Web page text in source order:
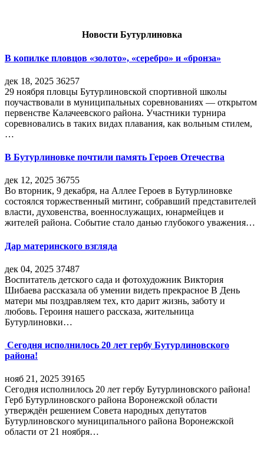
Новости Бутурлиновка
В копилке пловцов «золото», «серебро» и «бронза»
дек 18, 2025 36257
29 ноября пловцы Бутурлиновской спортивной школы
поучаствовали в муниципальных соревнованиях — открытом
первенстве Калачеевского района. Участники турнира
соревновались в таких видах плавания, как вольным стилем,
…
В Бутурлиновке почтили память Героев Отечества
дек 12, 2025 36755
Во вторник, 9 декабря, на Аллее Героев в Бутурлиновке
состоялся торжественный митинг, собравший представителей
власти, духовенства, военнослужащих, юнармейцев и
жителей района. Событие стало данью глубокого уважения…
Дар материнского взгляда
дек 04, 2025 37487
Воспитатель детского сада и фотохудожник Виктория
Шибаева рассказала об умении видеть прекрасное В День
матери мы поздравляем тех, кто дарит жизнь, заботу и
любовь. Героиня нашего рассказа, жительница
Бутурлиновки…
Сегодня исполнилось 20 лет гербу Бутурлиновского
района!
нояб 21, 2025 39165
Сегодня исполнилось 20 лет гербу Бутурлиновского района!
Герб Бутурлиновского района Воронежской области
утверждён решением Совета народных депутатов
Бутурлиновского муниципального района Воронежской
области от 21 ноября…